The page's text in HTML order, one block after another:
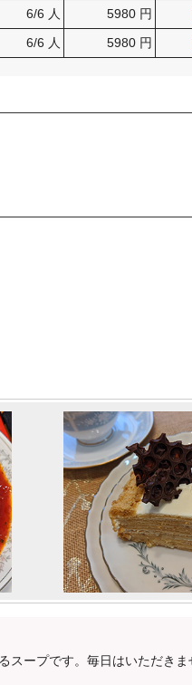
6/6 人 5980 円
6/6 人 5980 円
スープです。毎日はいただき